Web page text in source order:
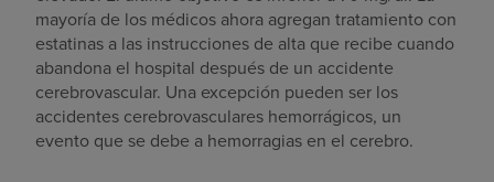
mayoría de los médicos ahora agregan tratamiento con
estatinas a las instrucciones de alta que recibe cuando
abandona el hospital después de un accidente
cerebrovascular. Una excepción pueden ser los
accidentes cerebrovasculares hemorrágicos, un
evento que se debe a hemorragias en el cerebro.